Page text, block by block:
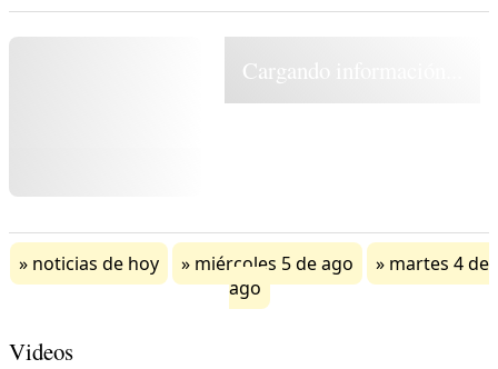
Cargando información...
noticias de hoy miércoles 5 de ago
martes 4 de
ago
Videos